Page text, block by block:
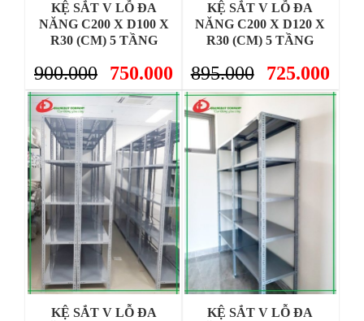
KỆ SẮT V LỖ ĐA
NĂNG C200 X D100 X
R30 (CM) 5 TẦNG
900.000 750.000
KỆ SẮT V LỖ ĐA
NĂNG C200 X D120 X
R30 (CM) 5 TẦNG
895.000 725.000
KỆ SẮT V LỖ ĐA
KỆ SẮT V LỖ ĐA